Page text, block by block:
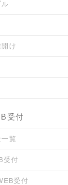
け
受付
覧
受付
受付